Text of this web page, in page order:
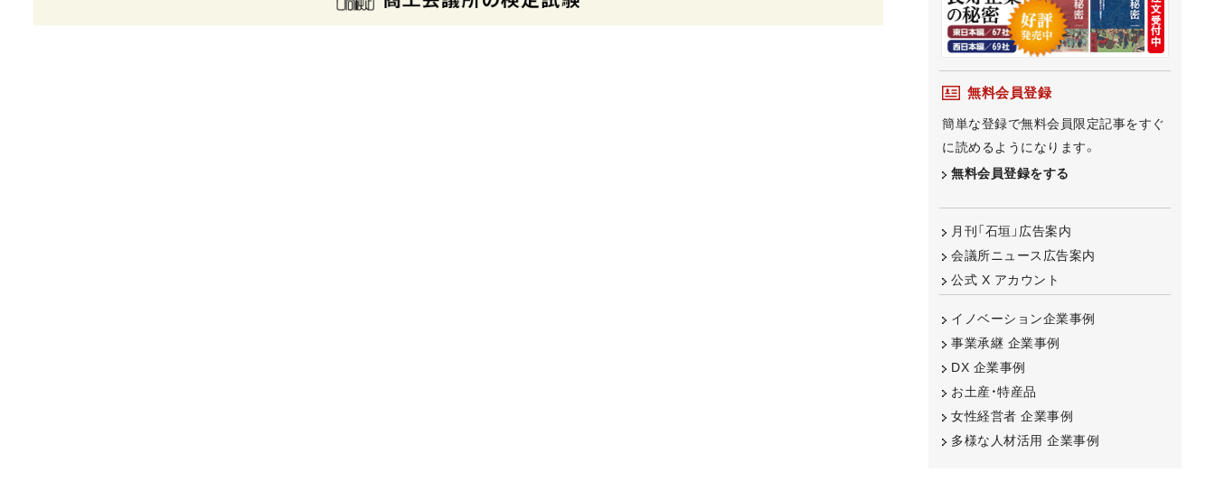
無料会員登録
簡単な登録で無料会員限定記事をすぐ
に読めるようになります。
無料会員登録をする
月刊「石垣」広告案内
会議所ニュース広告案内
公式 X アカウント
イノベーション企業事例
事業承継 企業事例
DX 企業事例
お土産・特産品
女性経営者 企業事例
多様な人材活用 企業事例